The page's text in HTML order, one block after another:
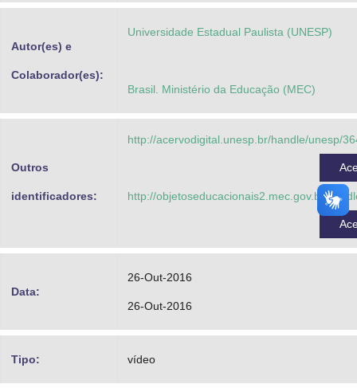
Autor(es) e
Colaborador(es):
Universidade Estadual Paulista (UNESP)
Brasil. Ministério da Educação (MEC)
Outros
identificadores:
http://acervodigital.unesp.br/handle/unesp/
http://objetoseducacionais2.mec.gov.br/
Data:
26-Out-2016
26-Out-2016
Tipo: vídeo